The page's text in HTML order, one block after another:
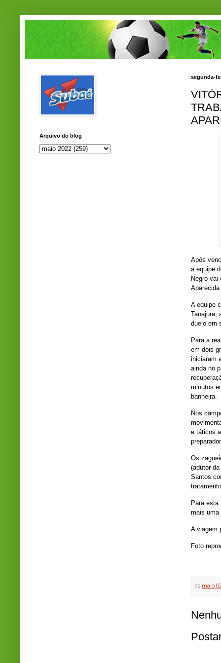
segunda-
Após
a equipe
Negro vai
A equipe
Tanajura,
duelo em
Para a
em dois
iniciaram
ainda no
minutos
banheira.
Nos
e táticos
Os
(adutor
Santos
Para esta
mais uma
A viagem
Foto
às maio
Arquivo do blog